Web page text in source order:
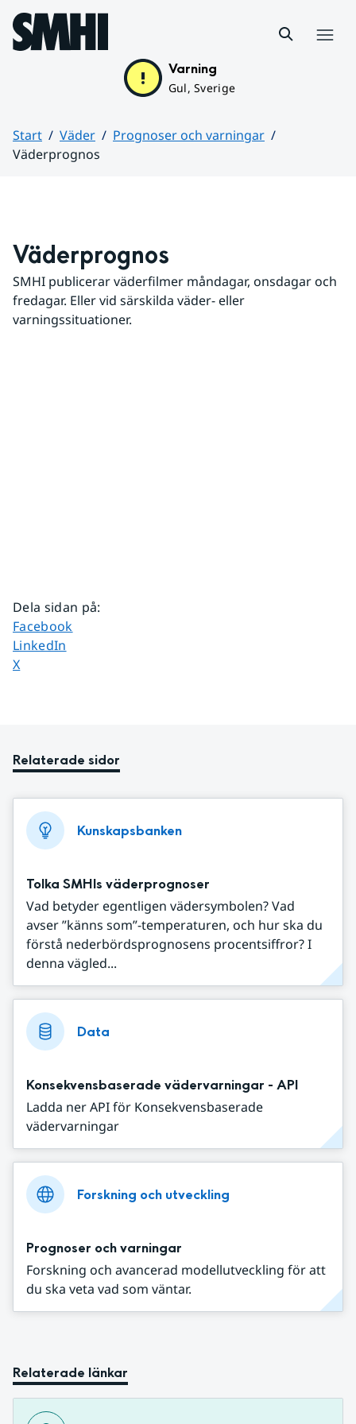
Hoppa till sidans innehåll
Varning
Gul, Sverige
Start Väder
Prognoser och varningar
Väderprognos
Väderprognos
SMHI publicerar väderfilmer måndagar, onsdagar och
fredagar. Eller vid särskilda väder- eller
varningssituationer.
Dela sidan på:
Dela sidan på
Facebook
Dela sidan på
LinkedIn
Dela sidan på
X
Relaterade sidor
Kunskapsbanken
Tolka SMHIs väderprognoser
Vad betyder egentligen vädersymbolen? Vad
avser ”känns som”-temperaturen, och hur ska du
förstå nederbördsprognosens procentsiffror? I
denna vägled...
Data
Konsekvensbaserade vädervarningar - API
Ladda ner API för Konsekvensbaserade
vädervarningar
Forskning och utveckling
Prognoser och varningar
Forskning och avancerad modellutveckling för att
du ska veta vad som väntar.
Relaterade länkar